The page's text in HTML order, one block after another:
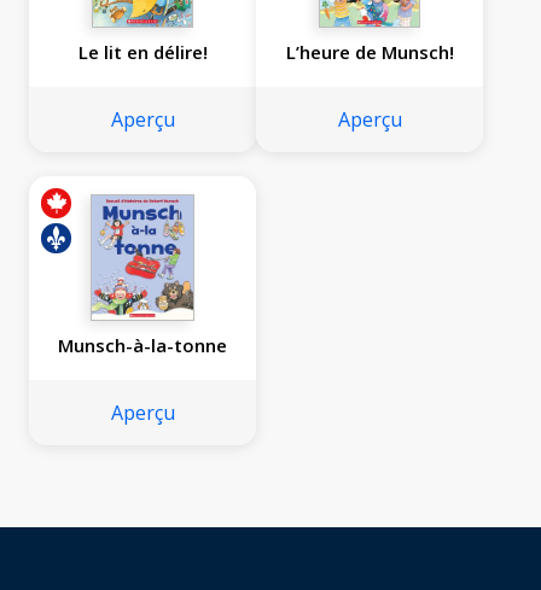
Le lit en délire!
Aperçu
L’heure de Munsch!
Aperçu
Munsch-à-la-tonne
Aperçu